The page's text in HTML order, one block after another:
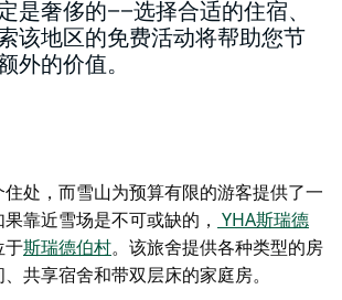
是奢侈的——选择合适的住宿、
该地区的免费活动将帮助您节
外的价值。
处，而雪山为预算有限的游客提供了一
靠近雪场是不可或缺的， YHA斯瑞德
于斯瑞德伯村。该旅舍提供各种类型的房
共享宿舍和带双层床的家庭房。